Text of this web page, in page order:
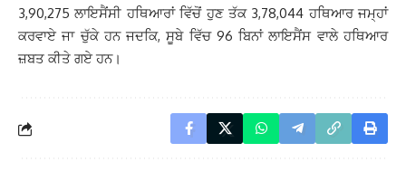
3,90,275 ਲਾਇਸੈਂਸੀ ਹਥਿਆਰਾਂ ਵਿੱਚੋਂ ਹੁਣ ਤੱਕ 3,78,044 ਹਥਿਆਰ ਜਮ੍ਹਾਂ
ਕਰਵਾਏ ਜਾ ਚੁੱਕੇ ਹਨ ਜਦਕਿ, ਸੂਬੇ ਵਿੱਚ 96 ਬਿਨਾਂ ਲਾਇਸੈਂਸ ਵਾਲੇ ਹਥਿਆਰ
ਜ਼ਬਤ ਕੀਤੇ ਗਏ ਹਨ।